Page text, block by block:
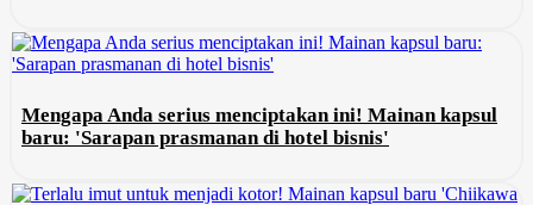
Mengapa Anda serius menciptakan ini! Mainan kapsul
baru: 'Sarapan prasmanan di hotel bisnis'